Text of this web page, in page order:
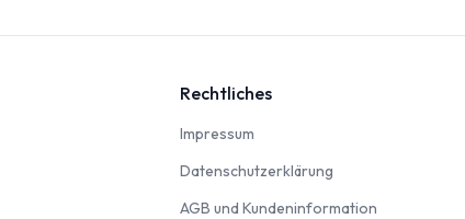
Modellautos & Verkehrsmodelle
Rechtliches
ImpressumImpressum
Datenschutzerklärung
AGB und KundeninformationAGB und